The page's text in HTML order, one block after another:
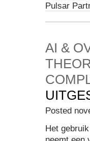
Pulsar
AI &
Posted
Het